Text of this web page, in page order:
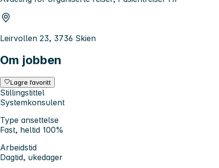
Leirvollen 23, 3736 Skien
Om jobben
Lagre favoritt
Stillingstittel
Systemkonsulent
Type ansettelse
Fast, heltid 100%
Arbeidstid
Dagtid, ukedager